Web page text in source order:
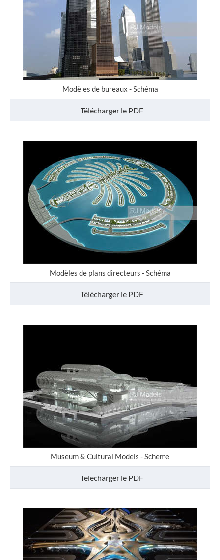
Modèles de bureaux - Schéma
Télécharger le PDF
Modèles de plans directeurs - Schéma
Télécharger le PDF
Museum & Cultural Models - Scheme
Télécharger le PDF